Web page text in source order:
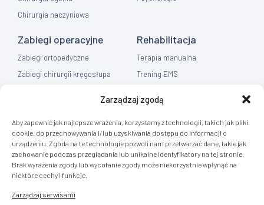
Zarządzaj zgodą
Aby zapewnić jak najlepsze wrażenia, korzystamy z technologii, takich jak pliki
cookie, do przechowywania i/lub uzyskiwania dostępu do informacji o
urządzeniu. Zgoda na te technologie pozwoli nam przetwarzać dane, takie jak
zachowanie podczas przeglądania lub unikalne identyfikatory na tej stronie.
Brak wyrażenia zgody lub wycofanie zgody może niekorzystnie wpłynąć na
niektóre cechy i funkcje.
Zarządzaj serwisami
Chirurgia naczyniowa
Zabiegi operacyjne
Zabiegi ortopedyczne
Zabiegi chirurgii kręgosłupa
Flebologia
Rehabilitacja
Terapia manualna
Trening EMS
Masaż
Diagnostyka
Rezonans Tomografia
USG